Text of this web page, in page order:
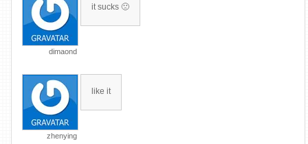
dimaond
it sucks 🙁
zhenying
like it